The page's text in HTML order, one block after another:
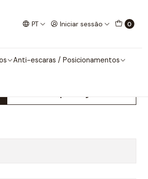
PT Iniciar sessão 0
Anti-escaras / Posicionamentos
Escoliose -